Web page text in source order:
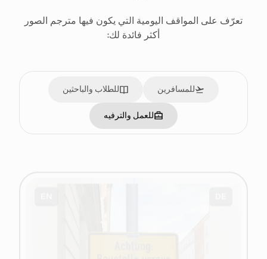
تعرّف على المواقف اليومية التي يكون فيها مترجم الصور
أكثر فائدة لك:
للمسافرين للطلاب والباحثين
للعمل والترفيه